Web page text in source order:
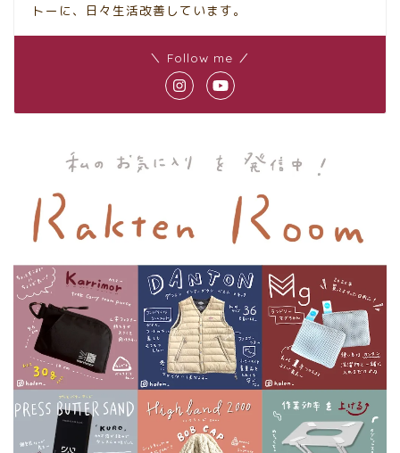
トーに、日々生活改善しています。
＼ Follow me ／